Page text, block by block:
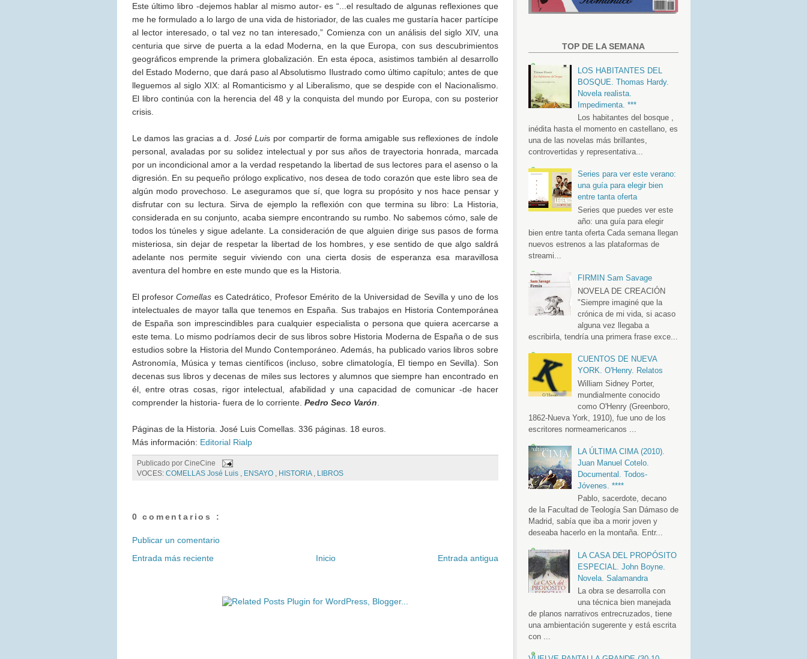
Este último libro -dejemos hablar al mismo autor- es “...el resultado de algunas reflexiones que
me he formulado a lo largo de una vida de historiador, de las cuales me gustaría hacer partícipe
al lector interesado, o tal vez no tan interesado,” Comienza con un análisis del siglo XIV, una
centuria que sirve de puerta a la edad Moderna, en la que Europa, con sus descubrimientos
geográficos emprende la primera globalización. En esta época, asistimos también al desarrollo
del Estado Moderno, que dará paso al Absolutismo Ilustrado como último capítulo; antes de que
lleguemos al siglo XIX: al Romanticismo y al Liberalismo, que se despide con el Nacionalismo.
El libro continúa con la herencia del 48 y la conquista del mundo por Europa, con su posterior
crisis.
Le damos las gracias a d. José Luis por compartir de forma amigable sus reflexiones de índole
personal, avaladas por su solidez intelectual y por sus años de trayectoria honrada, marcada
por un incondicional amor a la verdad respetando la libertad de sus lectores para el asenso o la
digresión. En su pequeño prólogo explicativo, nos desea de todo corazón que este libro sea de
algún modo provechoso. Le aseguramos que sí, que logra su propósito y nos hace pensar y
disfrutar con su lectura. Sirva de ejemplo la reflexión con que termina su libro: La Historia,
considerada en su conjunto, acaba siempre encontrando su rumbo. No sabemos cómo, sale de
todos los túneles y sigue adelante. La consideración de que alguien dirige sus pasos de forma
misteriosa, sin dejar de respetar la libertad de los hombres, y ese sentido de que algo saldrá
adelante nos permite seguir viviendo con una cierta dosis de esperanza esa maravillosa
aventura del hombre en este mundo que es la Historia.
El profesorComellas es Catedrático, Profesor Emérito de la Universidad de Sevilla y uno de los
intelectuales de mayor talla que tenemos en España. Sus trabajos en Historia Contemporánea
de España son imprescindibles para cualquier especialista o persona que quiera acercarse a
este tema. Lo mismo podríamos decir de sus libros sobre Historia Moderna de España o de sus
estudios sobre la Historia del Mundo Contemporáneo. Además, ha publicado varios libros sobre
Astronomía, Música y temas científicos (incluso, sobre climatología, El tiempo en Sevilla). Son
decenas sus libros y decenas de miles sus lectores y alumnos que siempre han encontrado en
él, entre otras cosas, rigor intelectual, afabilidad y una capacidad de comunicar -de hacer
comprender la historia- fuera de lo corriente. Pedro Seco Varón
Páginas de la Historia. José Luis Comellas. 336 páginas. 18 euros.
Más información: Editorial Rialp
Publicado por CineCine
VOCES: COMELLAS José Luis , ENSAYO , HISTORIA , LIBROS
0 comentarios :
Publicar un comentario
Entrada más reciente
Entrada antigua
Inicio
TOP DE LA SEMANA
LOS HABITANTES DEL
BOSQUE. Thomas Hardy.
Novela realista.
Impedimenta. ***
Los habitantes del bosque ,
inédita hasta el momento en castellano, es
una de las novelas más brillantes,
controvertidas y representativa...
Series para ver este verano:
una guía para elegir bien
entre tanta oferta
Series que puedes ver este
año: una guía para elegir
bien entre tanta oferta Cada semana llegan
nuevos estrenos a las plataformas de
streami...
FIRMIN Sam Savage
NOVELA DE CREACIÓN
"Siempre imaginé que la
crónica de mi vida, si acaso
alguna vez llegaba a
escribirla, tendría una primera frase exce...
CUENTOS DE NUEVA
YORK. O'Henry. Relatos
William Sidney Porter,
mundialmente conocido
como O'Henry (Greenboro,
1862-Nueva York, 1910), fue uno de los
escritores normeamericanos ...
LA ÚLTIMA CIMA (2010).
Juan Manuel Cotelo.
Documental. Todos-
Jóvenes. ****
Pablo, sacerdote, decano
de la Facultad de Teología San Dámaso de
Madrid, sabía que iba a morir joven y
deseaba hacerlo en la montaña. Entr...
LA CASA DEL PROPÓSITO
ESPECIAL. John Boyne.
Novela. Salamandra
La obra se desarrolla con
una técnica bien manejada
de planos narrativos entrecruzados, tiene
una ambientación sugerente y está escrita
con ...